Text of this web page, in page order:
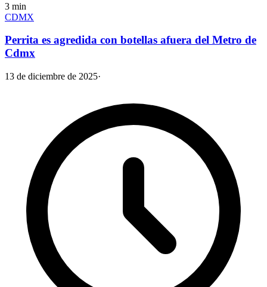
3 min
CDMX
Perrita es agredida con botellas afuera del Metro de
Cdmx
13 de diciembre de 2025·